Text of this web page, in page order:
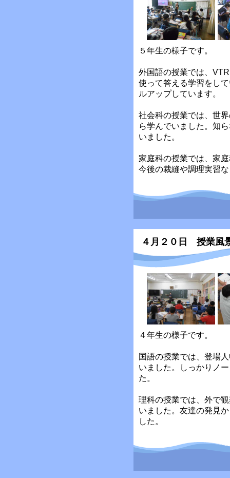
５年生の様子です。
外国語の授業では、
使って答える学習をし
ルアップしています。
社会科の授業では、世
ら学んでいました。知
いました。
家庭科の授業では、家
今後の裁縫や調理実習
４月２０日 授業風
４年生の様子です。
国語の授業では、登場
いました。しっかりノ
た。
理科の授業では、外で
いました。友達の発見
した。